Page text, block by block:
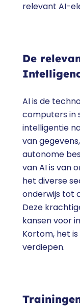
relevant AI-
De
AI is de
computers in
intelligentie
van
autonome
van AI is van
het diverse
onderwijs tot
Deze
kansen voor
Kortom, het
verdiepen.